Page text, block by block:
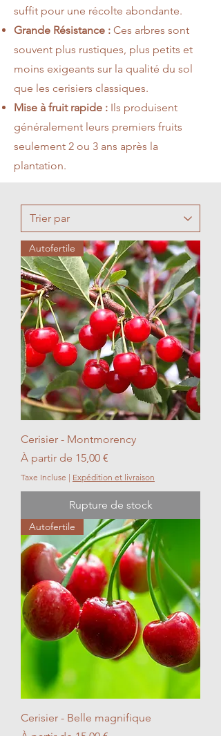
suffit pour une récolte abondante.
Grande Résistance : Ces arbres sont
souvent plus rustiques, plus petits et
moins exigeants sur la qualité du sol
que les cerisiers classiques.
Mise à fruit rapide : Ils produisent
généralement leurs premiers fruits
seulement 2 ou 3 ans après la
plantation.
Autofertile
Cerisier - Montmorency
À partir de 15,00 €
Prix promotionnel
Taxe Incluse | Expédition et livraison
Rupture de stock
Autofertile
Cerisier - Belle magnifique